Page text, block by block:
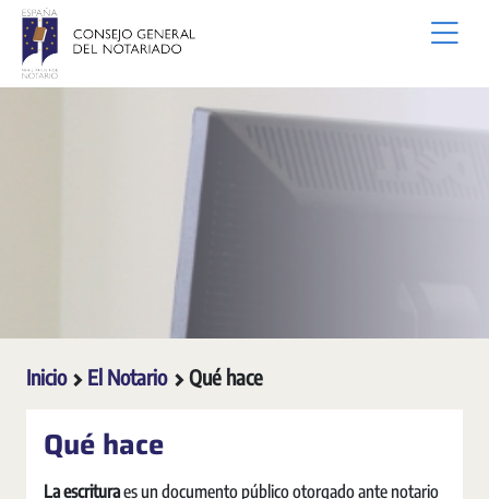
Saltar al contenido principal
Inicio El Notario Qué hace
Qué hace
La escrituraes un documento público otorgado ante notario